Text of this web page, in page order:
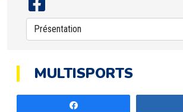
MULTISPORTS